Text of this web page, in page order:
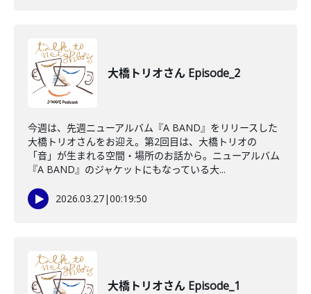
大橋トリオさん Episode_2
今週は、先週ニューアルバム『A BAND』をリリースした
大橋トリオさんをお迎え。第2回目は、大橋トリオの
「音」が生まれる空間・場所のお話から。ニューアルバム
『A BAND』のジャケットにもなっている大...
2026.03.27|00:19:50
大橋トリオさん Episode_1